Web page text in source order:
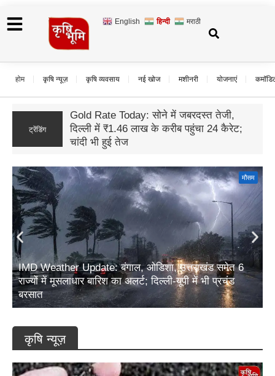
English हिन्दी मराठी
होम कृषि न्यूज़ कृषि व्यवसाय नई खोज मशीनरी योजनाएं
ट्रेंडिंग
यूपी अनुपूरक बजट 2026: ग्रामीण विकास के लिए
17,942 करोड़ रुपये का प्रावधान; आजीविका और
कृषि पर सबसे बड़ा जोर
मौसम
IMD Weather Update: बंगाल, ओडिशा, उत्तराखंड समेत 6
राज्यों में मूसलाधार बारिश का अलर्ट; दिल्ली-यूपी में भी प्रचंड
बरसात
कृषि न्यूज़